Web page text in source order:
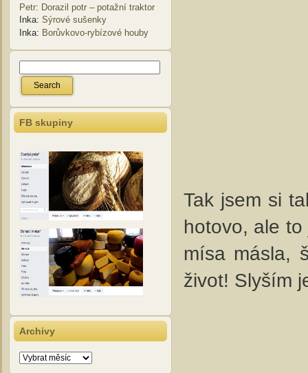
Petr: Dorazil potr – potažní traktor
Inka: Sýrové sušenky
Inka: Borůvkovo-rybízové houby
FB skupiny
Archivy
Archivy
Tak jsem si
hotovo, ale
mísa másla,
život! Slyším